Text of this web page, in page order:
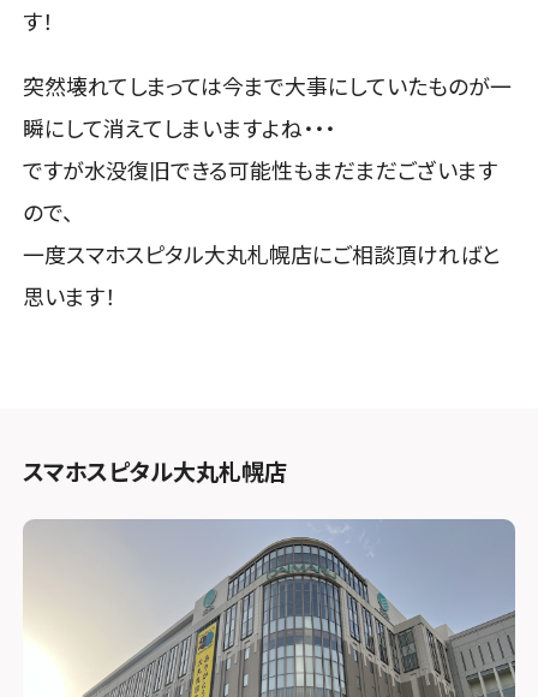
す！
突然壊れてしまっては今まで大事にしていたものが一
瞬にして消えてしまいますよね・・・
ですが水没復旧できる可能性もまだまだございます
ので、
一度スマホスピタル大丸札幌店にご相談頂ければと
思います！
スマホスピタル大丸札幌店